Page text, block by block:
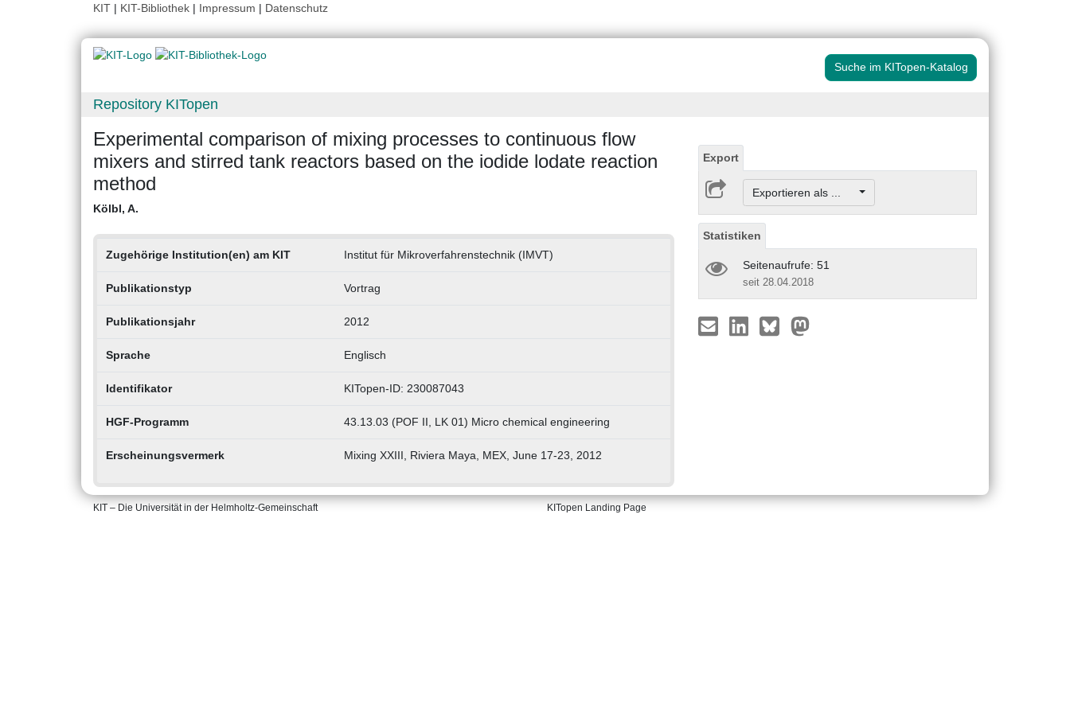
KIT | KIT-Bibliothek | Impressum | Datenschutz
Suche im KITopen-Katalog
Repository KITopen
Experimental comparison of mixing processes to continuous flow
mixers and stirred tank reactors based on the iodide lodate reaction
method
Kölbl, A.
Zugehörige Institution(en) am KIT Institut für Mikroverfahrenstechnik (IMVT)
Publikationstyp Vortrag
Publikationsjahr 2012
Sprache Englisch
Identifikator KITopen-ID: 230087043
HGF-Programm 43.13.03 (POF II, LK 01) Micro chemical engineering
Erscheinungsvermerk Mixing XXIII, Riviera Maya, MEX, June 17-23, 2012
Export
Exportieren als ...
Statistiken
Seitenaufrufe: 51
seit 28.04.2018
KIT – Die Universität in der Helmholtz-Gemeinschaft KITopen Landing Page